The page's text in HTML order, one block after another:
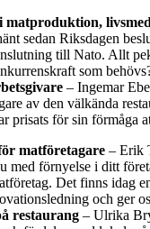
matproduktion,
sedan Riksdagen
till Nato. Allt
som
– Ingemar
av den välkända
prisats för sin förmåga
matföretagare – Erik
med förnyelse i ditt
Det finns idag
och ger
restaurang – Ulrika